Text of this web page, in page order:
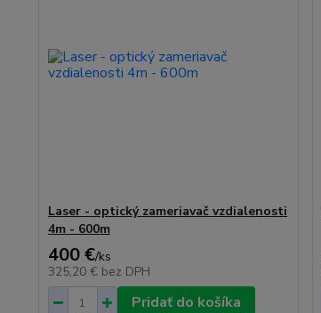
Laser - optický zameriavač vzdialenosti
4m - 600m
400 €/ks
325,20 € bez DPH
Pridať do košíka